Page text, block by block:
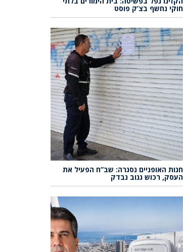
חוקי נחשף בצ’ק פוסט
חנות האופניים נסגרה: שב”ח הפעיל את
העסק, רכוש גנוב נבדק